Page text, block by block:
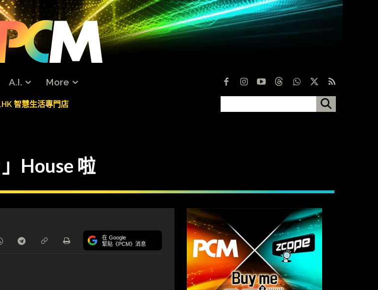
A.I. More
智慧生活專門店
House 啦
在 Google
緊貼《PCM》消息